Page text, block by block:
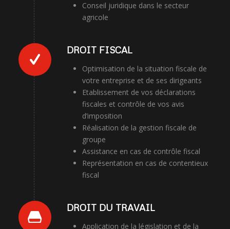
Conseil juridique dans le secteur
agricole
DROIT FISCAL
Optimisation de la situation fiscale de
votre entreprise et de ses dirigeants
Etablissement de vos déclarations
fiscales et contrôle de vos avis
d’imposition
Réalisation de la gestion fiscale de
groupe
Assistance en cas de contrôle fiscal
Représentation en cas de contentieux
fiscal
DROIT DU TRAVAIL
Application de la législation et de la